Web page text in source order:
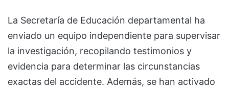
La Secretaría de Educación departamental ha
enviado un equipo independiente para supervisar
la investigación, recopilando testimonios y
evidencia para determinar las circunstancias
exactas del accidente. Además, se han activado